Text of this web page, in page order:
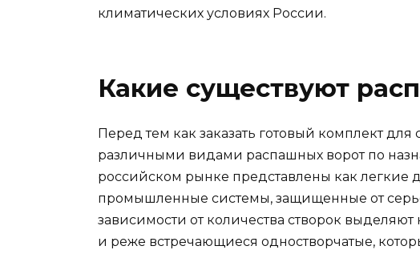
климатических условиях России.
Какие существуют
Перед тем как заказать готовый комплект
различными видами распашных ворот по
российском рынке представлены как легкие
промышленные системы, защищенные от
зависимости от количества створок
и реже встречающиеся одностворчатые,